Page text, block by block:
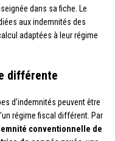
dans sa fiche. Le
aux indemnités des
adaptées à leur régime
différente
d’indemnités peuvent être
régime fiscal différent. Par
conventionnelle de